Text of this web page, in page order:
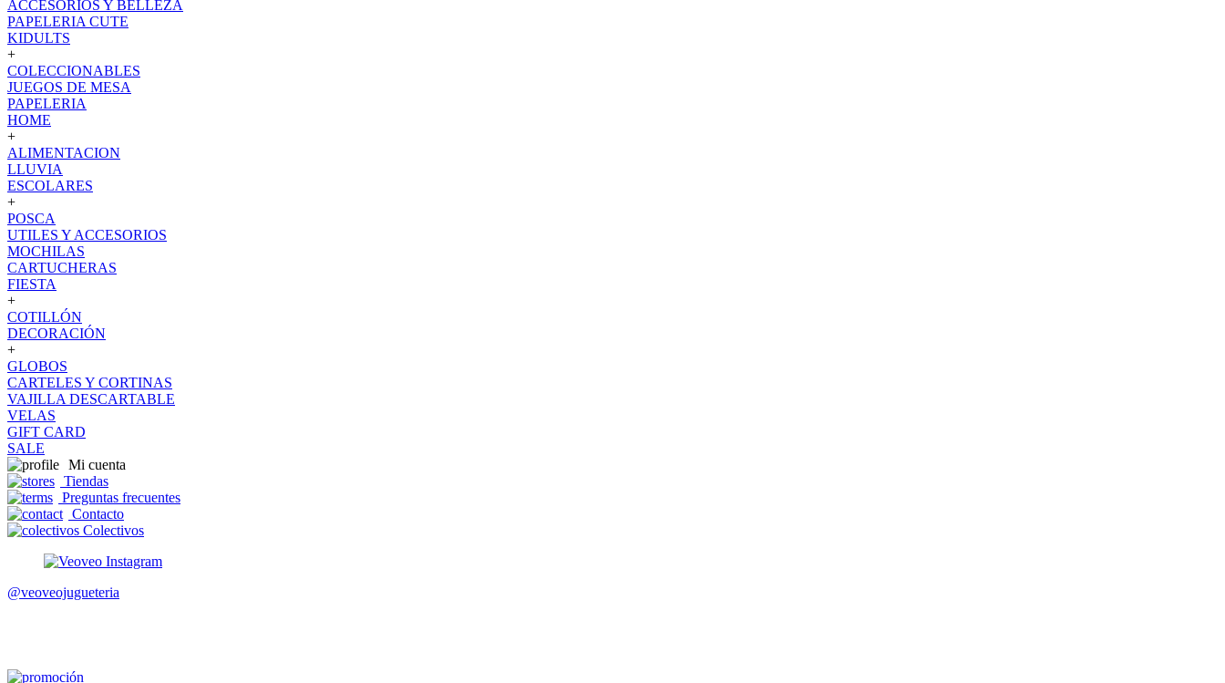
ACCESORIOS Y BELLEZA
PAPELERIA CUTE
KIDULTS
+
COLECCIONABLES
JUEGOS DE MESA
PAPELERIA
HOME
+
ALIMENTACION
LLUVIA
ESCOLARES
+
POSCA
UTILES Y ACCESORIOS
MOCHILAS
CARTUCHERAS
FIESTA
+
COTILLÓN
DECORACIÓN
+
GLOBOS
CARTELES Y CORTINAS
VAJILLA DESCARTABLE
VELAS
GIFT CARD
SALE
Mi cuenta
Tiendas
Preguntas frecuentes
Contacto
Colectivos
@veoveojugueteria